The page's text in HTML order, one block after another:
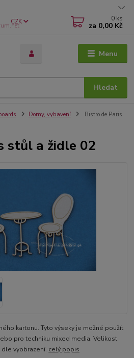
Menu
CZK
Hledat
0 ks
za 0,00 Kč
Domy, vybavení
Bistro de Paris
stůl a židle 02
kartonu. Tyto výseky je možné použít
pro techniku mixed media. Velikost
dle vyobrazení. celý popis